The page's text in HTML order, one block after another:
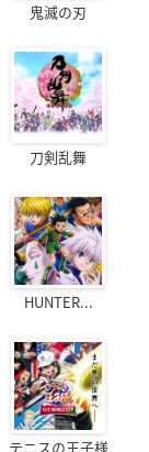
鬼滅の刃
刀剣乱舞
HUNTER...
テニスの王子様